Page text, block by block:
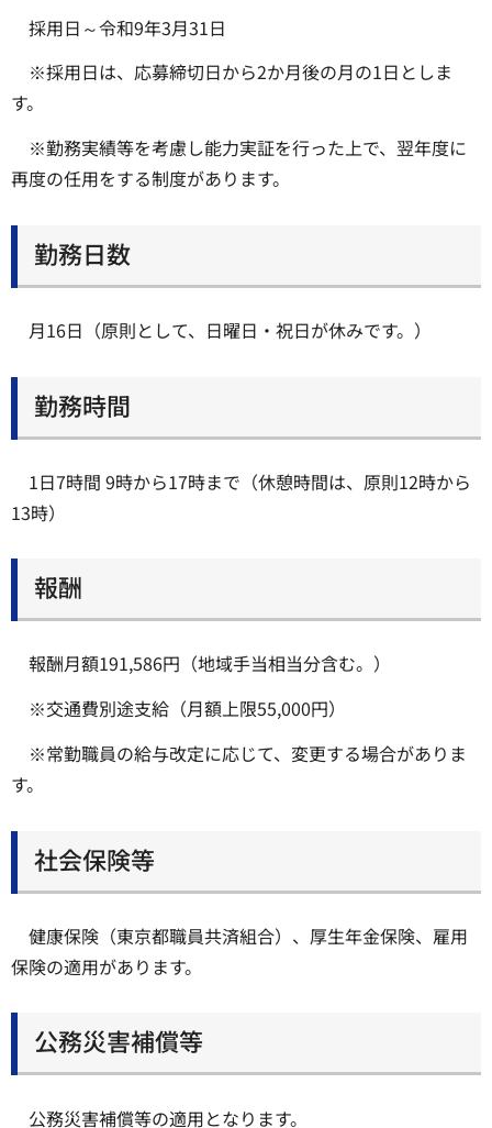
採用日～令和9年3月31日
※採用日は、応募締切日から2か月後の月の1日としま
す。
※勤務実績等を考慮し能力実証を行った上で、翌年度に
再度の任用をする制度があります。
勤務日数
月16日（原則として、日曜日・祝日が休みです。）
勤務時間
1日7時間 9時から17時まで（休憩時間は、原則12時から
13時）
報酬
報酬月額191,586円（地域手当相当分含む。）
※交通費別途支給（月額上限55,000円）
※常勤職員の給与改定に応じて、変更する場合がありま
す。
社会保険等
健康保険（東京都職員共済組合）、厚生年金保険、雇用
保険の適用があります。
公務災害補償等
公務災害補償等の適用となります。